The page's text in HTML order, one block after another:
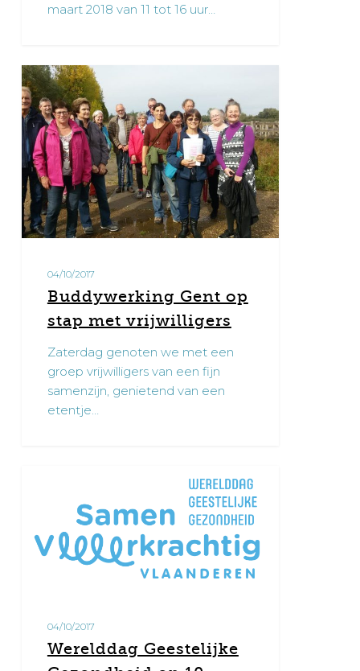
maart 2018 van 11 tot 16 uur…
Buddywerking
Gent
op
stap
met
vrijwilligers
04/10/2017
Buddywerking Gent op
stap met vrijwilligers
Zaterdag genoten we met een
groep vrijwilligers van een fijn
samenzijn, genietend van een
etentje…
Gezondheid
op
04/10/2017
Werelddag Geestelijke